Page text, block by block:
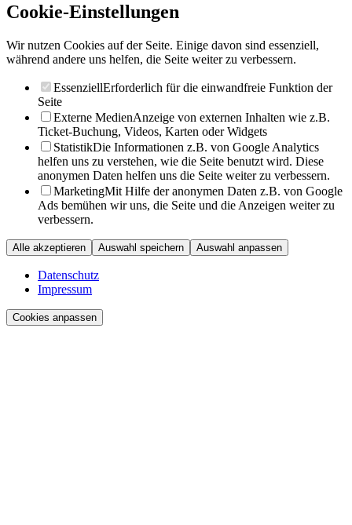
Cookie-Einstellungen
Wir nutzen Cookies auf der Seite. Einige davon sind essenziell,
während andere uns helfen, die Seite weiter zu verbessern.
EssenziellErforderlich für die einwandfreie Funktion der
Seite
Externe MedienAnzeige von externen Inhalten wie z.B.
Ticket-Buchung, Videos, Karten oder Widgets
StatistikDie Informationen z.B. von Google Analytics
helfen uns zu verstehen, wie die Seite benutzt wird. Diese
anonymen Daten helfen uns die Seite weiter zu verbessern.
MarketingMit Hilfe der anonymen Daten z.B. von Google
Ads bemühen wir uns, die Seite und die Anzeigen weiter zu
verbessern.
Alle akzeptieren Auswahl speichern Auswahl anpassen
Datenschutz
Impressum
Cookies anpassen